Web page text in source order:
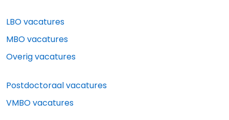
LBO vacatures
MBO vacatures
Overig vacatures
Postdoctoraal vacatures
VMBO vacatures